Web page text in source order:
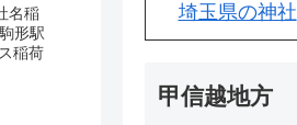
名稲
形駅
稲荷
埼玉県の神社
甲信越地方